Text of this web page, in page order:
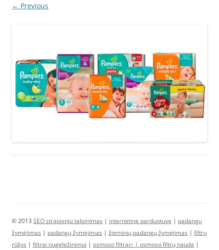
← Previous
© 2013 SEO straipsniu talpinimas | internetine parduotuve | padangų
žymėjimas | padangų žymėjimas | žieminių padangų žymėjimas | filtrų
rūšys | filtrai nugeležinimui | osmoso filtrai> | osmoso filtrų nauda |